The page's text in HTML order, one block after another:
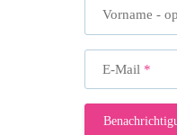
Vorname -
E-Mail